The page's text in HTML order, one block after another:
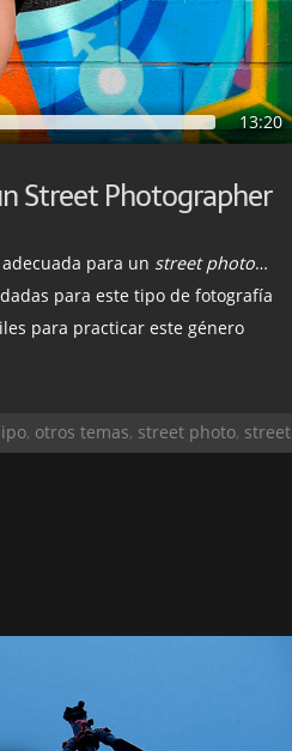
13:20
Street Photographer
para un street photographer
para este tipo de fotografía
para practicar este género
, otros temas, street photo, street photography